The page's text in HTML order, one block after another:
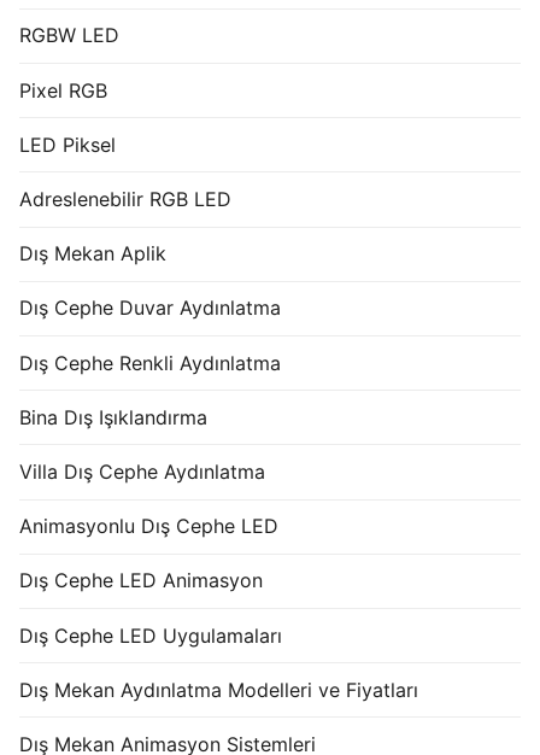
RGBW LED
Pixel RGB
LED Piksel
Adreslenebilir RGB LED
Dış Mekan Aplik
Dış Cephe Duvar Aydınlatma
Dış Cephe Renkli Aydınlatma
Bina Dış Işıklandırma
Villa Dış Cephe Aydınlatma
Animasyonlu Dış Cephe LED
Dış Cephe LED Animasyon
Dış Cephe LED Uygulamaları
Dış Mekan Aydınlatma Modelleri ve Fiyatları
Dış Mekan Animasyon Sistemleri